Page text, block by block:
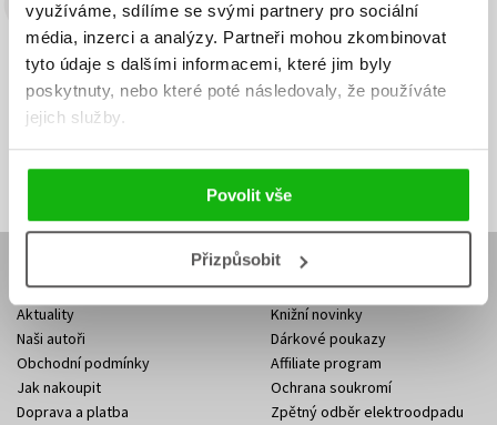
využíváme, sdílíme se svými partnery pro sociální
média, inzerci a analýzy. Partneři mohou zkombinovat
tyto údaje s dalšími informacemi, které jim byly
poskytnuty, nebo které poté následovaly, že používáte
jejich služby.
Povolit vše
Přizpůsobit
Budete to vědět jako první!
Zajímá Vás, jaký knižní hit právě vychází, na jaké zboží je výhodná
sleva, jaká běží soutěž o ceny? Přihlášením k odběru našich e-
mailových novinek
souhlasíte se zpracováním osobních údajů
Vaše e-
adresa
Vaše e-
adresa
E-SHOP
Aktuality
Naši autoři
Obchodní podmínky
Jak nakoupit
Doprava a platba
Knižní novinky
Dárkové poukazy
Affiliate program
Ochrana soukromí
Zpětný odběr elektroodpadu